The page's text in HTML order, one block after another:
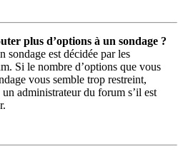
plus d’options à un sondage ?
sondage est décidée par les
Si le nombre d’options que vous
vous semble trop restreint,
un administrateur du forum s’il est